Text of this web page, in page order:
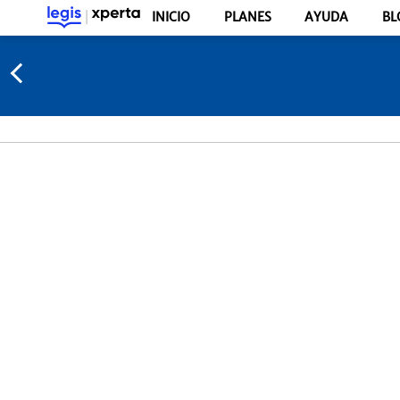
INICIO PLANES AYUDA